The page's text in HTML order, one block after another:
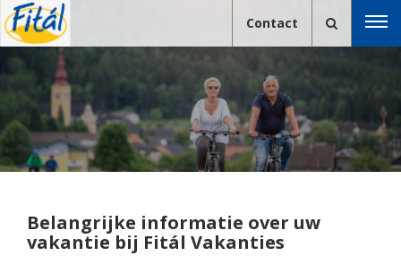
Contact
Belangrijke informatie over uw
vakantie bij Fitál Vakanties